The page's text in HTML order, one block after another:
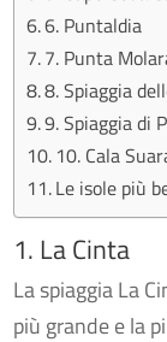
6. Puntaldia
7. Punta
8. Spiaggia
9. Spiaggia di
10. Cala
Le isole più
1. La Cinta
La spiaggia La
più grande e la